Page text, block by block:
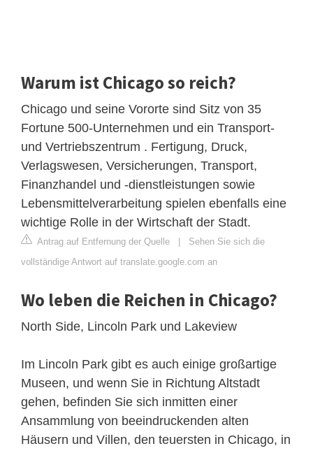
Warum ist Chicago so reich?
Chicago und seine Vororte sind Sitz von 35
Fortune 500-Unternehmen und ein Transport-
und Vertriebszentrum . Fertigung, Druck,
Verlagswesen, Versicherungen, Transport,
Finanzhandel und -dienstleistungen sowie
Lebensmittelverarbeitung spielen ebenfalls eine
wichtige Rolle in der Wirtschaft der Stadt.
Antrag auf Entfernung der Quelle | Sehen Sie sich die
vollständige Antwort auf translate.google.com an
Wo leben die Reichen in Chicago?
North Side, Lincoln Park und Lakeview
Im Lincoln Park gibt es auch einige großartige
Museen, und wenn Sie in Richtung Altstadt
gehen, befinden Sie sich inmitten einer
Ansammlung von beeindruckenden alten
Häusern und Villen, den teuersten in Chicago, in